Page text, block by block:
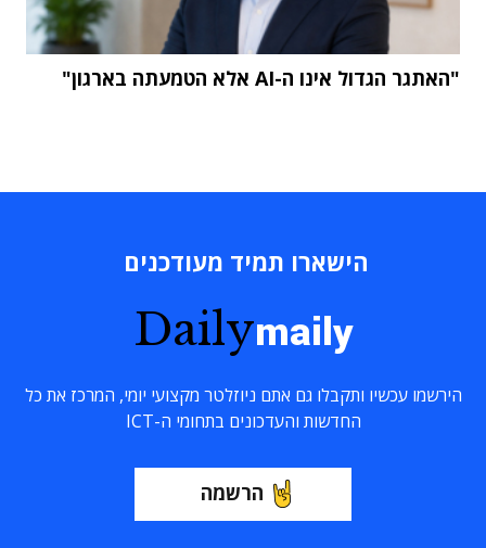
"האתגר הגדול אינו ה-AI אלא הטמעתה בארגון"
הישארו תמיד מעודכנים
Dailymaily
הירשמו עכשיו ותקבלו גם אתם ניוזלטר מקצועי יומי, המרכז את כל
החדשות והעדכונים בתחומי ה-ICT
הרשמה